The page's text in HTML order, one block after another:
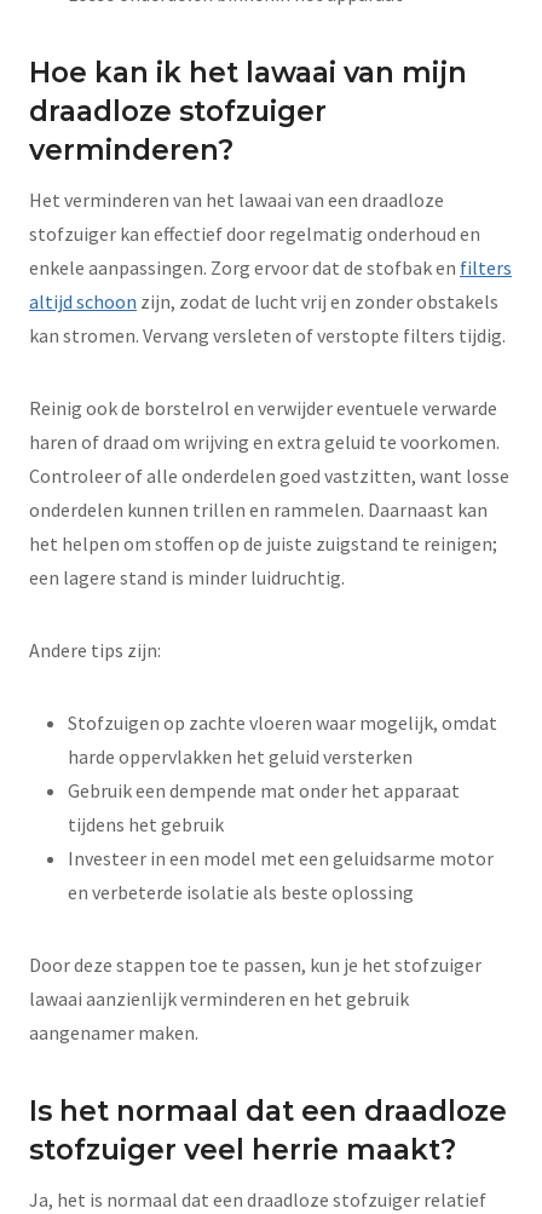
Hoe kan ik het lawaai van mijn
draadloze stofzuiger
verminderen?
Het verminderen van het lawaai van een draadloze
stofzuiger kan effectief door regelmatig onderhoud en
enkele aanpassingen. Zorg ervoor dat de stofbak en filters
altijd schoon zijn, zodat de lucht vrij en zonder obstakels
kan stromen. Vervang versleten of verstopte filters tijdig.
Reinig ook de borstelrol en verwijder eventuele verwarde
haren of draad om wrijving en extra geluid te voorkomen.
Controleer of alle onderdelen goed vastzitten, want losse
onderdelen kunnen trillen en rammelen. Daarnaast kan
het helpen om stoffen op de juiste zuigstand te reinigen;
een lagere stand is minder luidruchtig.
Andere tips zijn:
Stofzuigen op zachte vloeren waar mogelijk, omdat
harde oppervlakken het geluid versterken
Gebruik een dempende mat onder het apparaat
tijdens het gebruik
Investeer in een model met een geluidsarme motor
en verbeterde isolatie als beste oplossing
Door deze stappen toe te passen, kun je het stofzuiger
lawaai aanzienlijk verminderen en het gebruik
aangenamer maken.
Is het normaal dat een draadloze
stofzuiger veel herrie maakt?
Ja, het is normaal dat een draadloze stofzuiger relatief